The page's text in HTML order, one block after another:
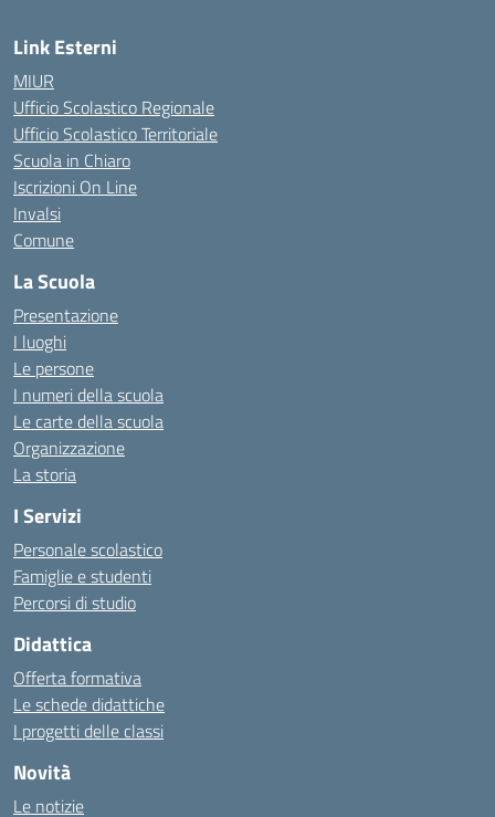
Link Esterni
MIUR
Ufficio Scolastico Regionale
Ufficio Scolastico Territoriale
Scuola in Chiaro
Iscrizioni On Line
Invalsi
Comune
La Scuola
Presentazione
I luoghi
Le persone
I numeri della scuola
Le carte della scuola
Organizzazione
La storia
I Servizi
Personale scolastico
Famiglie e studenti
Percorsi di studio
Didattica
Offerta formativa
Le schede didattiche
I progetti delle classi
Novità
Le notizie